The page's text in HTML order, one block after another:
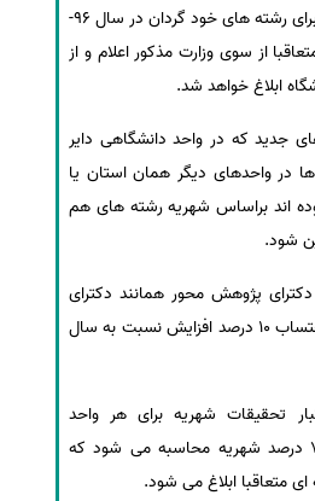
درمان و آموزش پزشکی برای رشته های خود گردان در سال 96-
از سوی وزارت مذکور اعلام و از
ابلاغ خواهد شد.
جدید که در واحد دانشگاهی دایر
در واحدهای دیگر همان استان یا
اند براساس شهریه رشته های هم
شود.
پژوهش محور همانند دکترای
آموزشی و پژوهشی با احتساب 10 درصد افزایش نسبت به سال
اعتبار تحقیقات شهریه برای هر واحد
دانشگاهی حداکثر 75/0 درصد شهریه محاسبه می شود که
متعاقبا ابلاغ می شود.